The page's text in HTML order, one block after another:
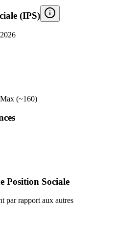
(IPS)
Max (~160)
Position Sociale
par rapport aux autres